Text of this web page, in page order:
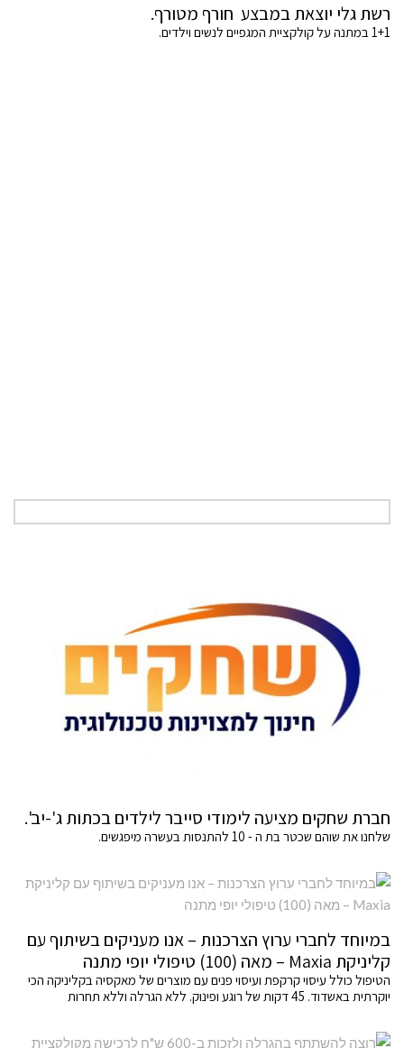
רשת גלי יוצאת במבצע חורף מטורף.
1+1 במתנה על קולקציית המגפיים לנשים וילדים.
חברת שחקים מציעה לימודי סייבר לילדים בכתות ג'-יב'.
שלחנו את שוהם שכטר בת ה - 10 להתנסות בעשרה מיפגשים.
במיוחד לחברי ערוץ הצרכנות – אנו מעניקים בשיתוף עם
קליניקת Maxia – מאה (100) טיפולי יופי מתנה
הטיפול כולל עיסוי קרקפת ועיסוי פנים עם מוצרים של מאקסיה בקליניקה הכי
יוקרתית באשדוד. 45 דקות של רוגע ופינוק. ללא הגרלה וללא תחרות